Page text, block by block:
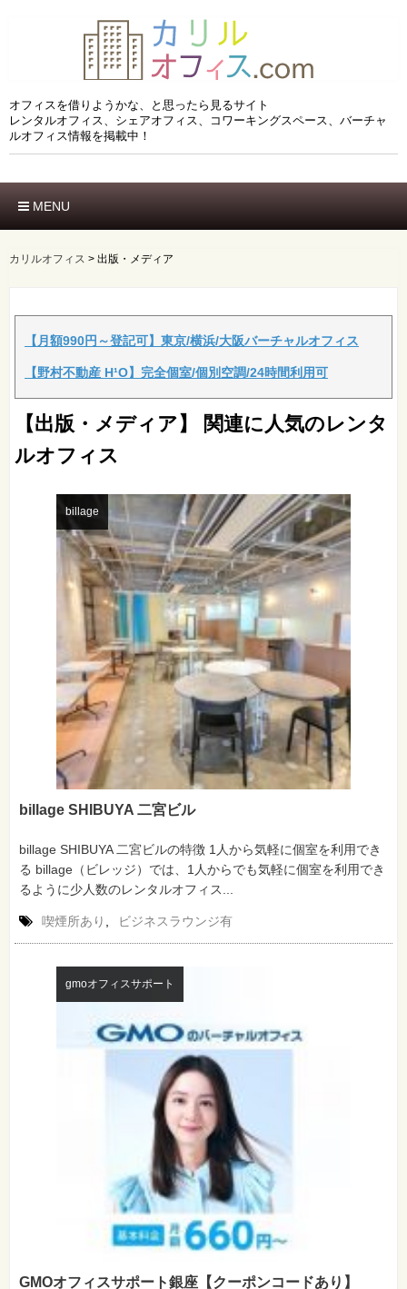
オフィスを借りようかな、と思ったら見るサイト
レンタルオフィス、シェアオフィス、コワーキングスペース、バーチャ
ルオフィス情報を掲載中！
MENU
特徴でさがす
カリルオフィス > 出版・メディア
【月額990円～登記可】東京/横浜/大阪バーチャルオフィス
【野村不動産 H¹O】完全個室/個別空調/24時間利用可
【出版・メディア】 関連に人気のレンタ
ルオフィス
billage
billage SHIBUYA 二宮ビル
billage SHIBUYA 二宮ビルの特徴 1人から気軽に個室を利用でき
る billage（ビレッジ）では、1人からでも気軽に個室を利用でき
るように少人数のレンタルオフィス...
喫煙所あり ビジネスラウンジ有
gmoオフィスサポート
GMOオフィスサポート銀座【クーポンコードあり】